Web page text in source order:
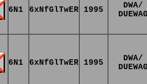
6N1 6xNfGlTwER 1995
DWA/
6N1 6xNfGlTwER 1995
DWA/